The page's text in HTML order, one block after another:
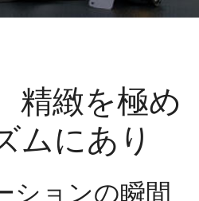
精緻を極め
ムにあり
ションの瞬間